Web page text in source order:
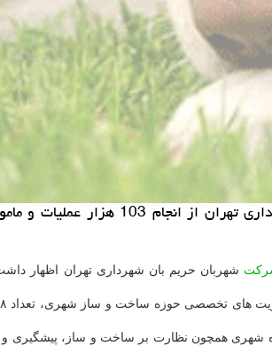
خرید و فروش حیوان خانگی:
شهری همچون نظارت بر ساخت و ساز، پیشگیری